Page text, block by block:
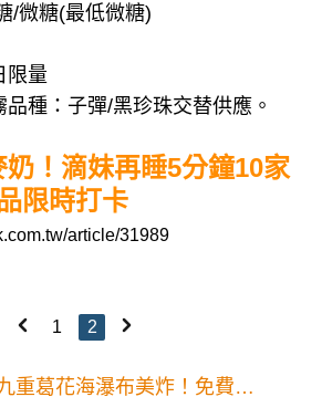
/微糖(最低微糖)
限量
品種：子彈/黑珍珠交替供應。
！滴妹再睡5分鐘10家
限時打卡
article/31989
1 2
重葛花海瀑布美炸！免費賞